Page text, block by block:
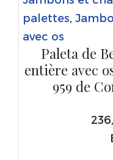
palettes,
avec os
Paleta de
entière avec
959 de